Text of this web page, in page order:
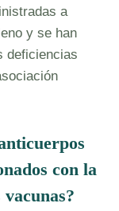
a
y se han
deficiencias
con la